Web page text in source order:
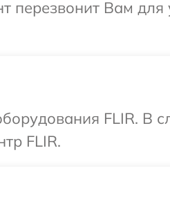
перезвонит Вам для
FLIR. В
FLIR.